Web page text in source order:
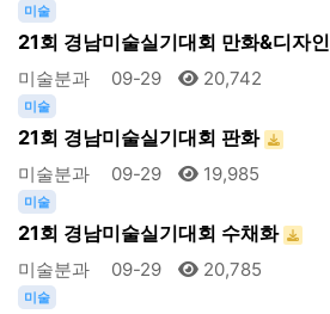
미술
21회 경남미술실기대회 만화&디자인
미술분과 09-29 20,742
미술
21회 경남미술실기대회 판화
미술분과 09-29 19,985
미술
21회 경남미술실기대회 수채화
미술분과 09-29 20,785
미술